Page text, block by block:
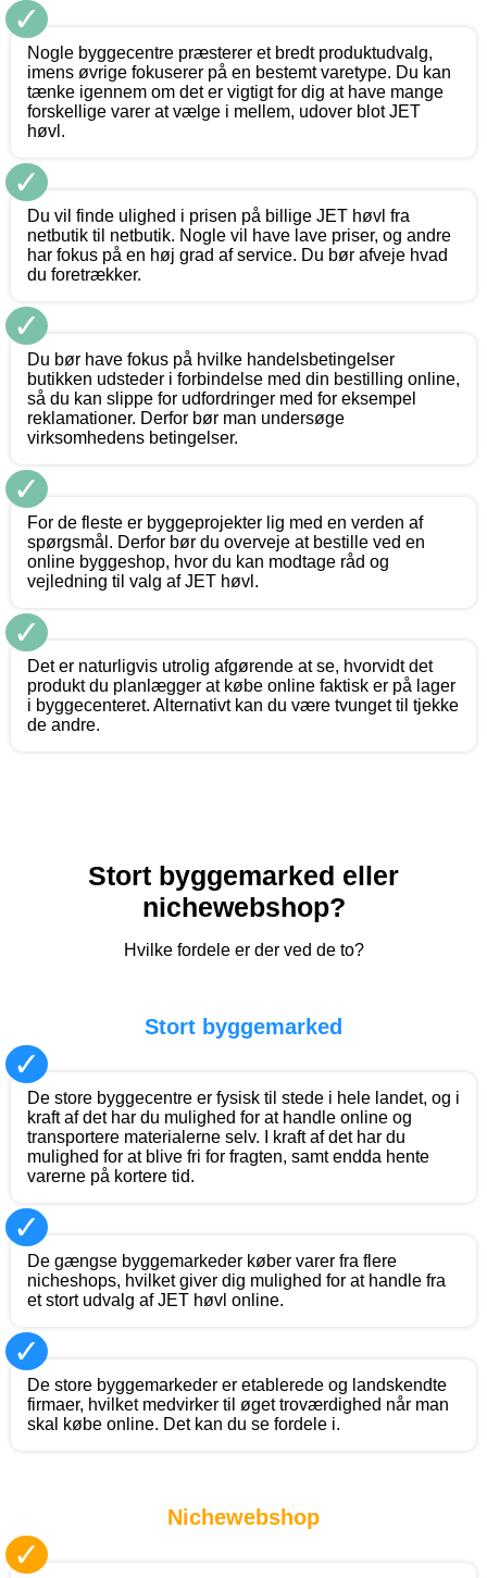
✓
Nogle byggecentre præsterer et bredt produktudvalg,
imens øvrige fokuserer på en bestemt varetype. Du kan
tænke igennem om det er vigtigt for dig at have mange
forskellige varer at vælge i mellem, udover blot JET
høvl.
✓
Du vil finde ulighed i prisen på billige JET høvl fra
netbutik til netbutik. Nogle vil have lave priser, og andre
har fokus på en høj grad af service. Du bør afveje hvad
du foretrækker.
✓
Du bør have fokus på hvilke handelsbetingelser
butikken udsteder i forbindelse med din bestilling online,
så du kan slippe for udfordringer med for eksempel
reklamationer. Derfor bør man undersøge
virksomhedens betingelser.
✓
For de fleste er byggeprojekter lig med en verden af
spørgsmål. Derfor bør du overveje at bestille ved en
online byggeshop, hvor du kan modtage råd og
vejledning til valg af JET høvl.
✓
Det er naturligvis utrolig afgørende at se, hvorvidt det
produkt du planlægger at købe online faktisk er på lager
i byggecenteret. Alternativt kan du være tvunget til tjekke
de andre.
Stort byggemarked eller
nichewebshop?
Hvilke fordele er der ved de to?
Stort byggemarked
✓
De store byggecentre er fysisk til stede i hele landet, og i
kraft af det har du mulighed for at handle online og
transportere materialerne selv. I kraft af det har du
mulighed for at blive fri for fragten, samt endda hente
varerne på kortere tid.
✓
De gængse byggemarkeder køber varer fra flere
nicheshops, hvilket giver dig mulighed for at handle fra
et stort udvalg af JET høvl online.
✓
De store byggemarkeder er etablerede og landskendte
firmaer, hvilket medvirker til øget troværdighed når man
skal købe online. Det kan du se fordele i.
Nichewebshop
✓